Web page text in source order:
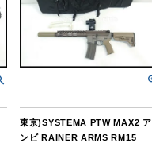
東京)SYSTEMA PTW MAX2 ア
ンビ RAINER ARMS RM15